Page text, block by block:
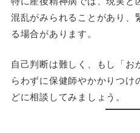
混乱がみられることがあり、
る場合があります。
自己判断は難しく、もし「
らわずに保健師やかかりつ
どに相談してみましょう。